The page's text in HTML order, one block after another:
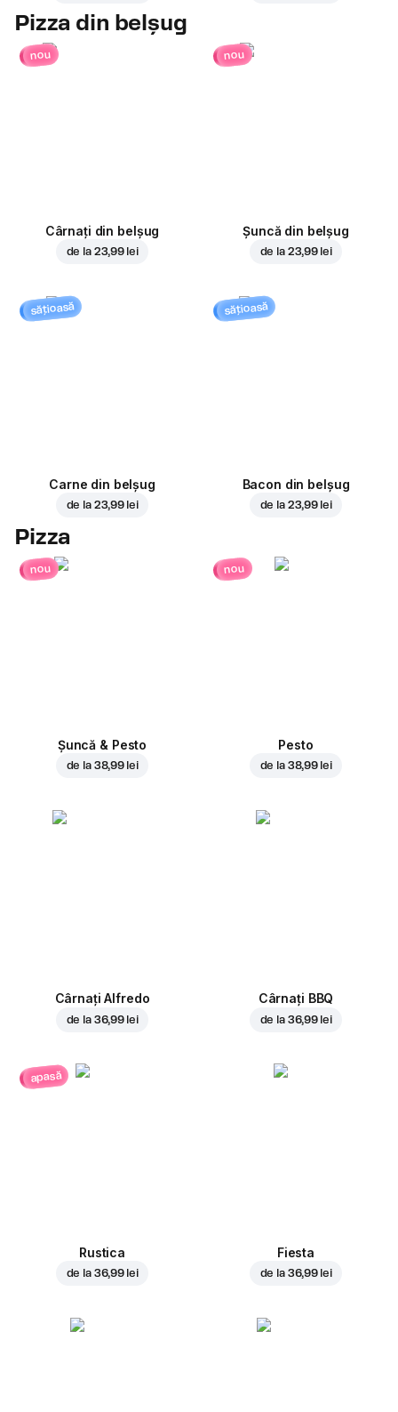
Pizza din belșug
nou
Cârnați din belșug
de la 23,99 lei
nou
Șuncă din belșug
de la 23,99 lei
sățioasă
Carne din belșug
de la 23,99 lei
sățioasă
Bacon din belșug
de la 23,99 lei
Pizza
nou
Șuncă & Pesto
de la 38,99 lei
nou
Pesto
de la 38,99 lei
Cârnați Alfredo
de la 36,99 lei
Cârnați BBQ
de la 36,99 lei
apasă
Rustica
de la 36,99 lei
Fiesta
de la 36,99 lei